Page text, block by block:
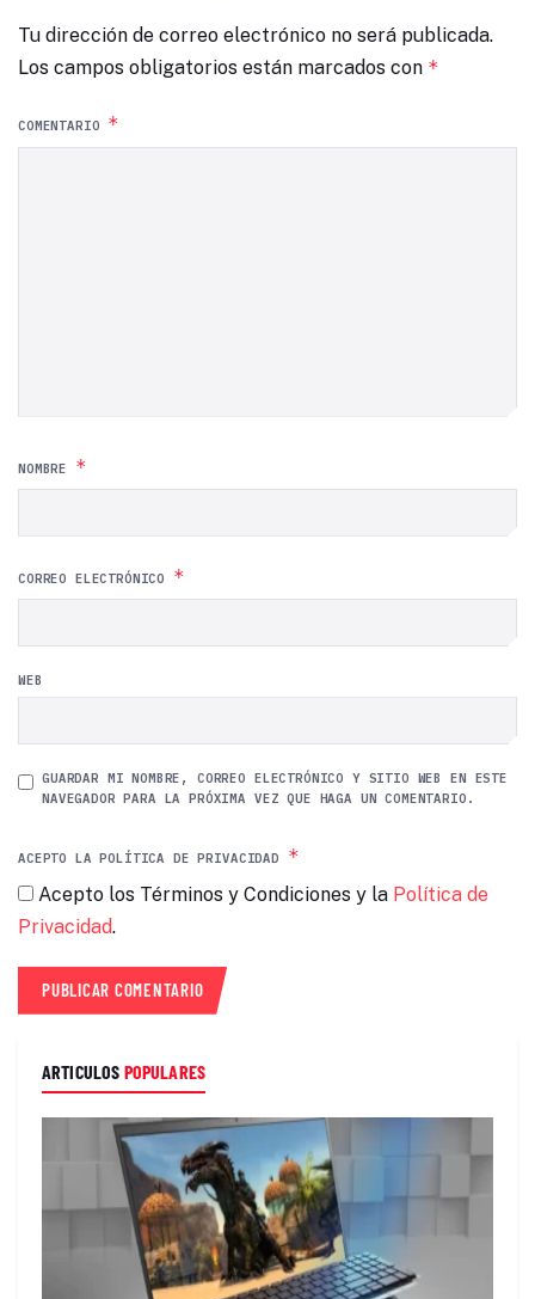
Tu dirección de correo electrónico no será publicada.
Los campos obligatorios están marcados con *
COMENTARIO *
NOMBRE *
CORREO ELECTRÓNICO *
WEB
GUARDAR MI NOMBRE, CORREO ELECTRÓNICO Y SITIO WEB EN ESTE
NAVEGADOR PARA LA PRÓXIMA VEZ QUE HAGA UN COMENTARIO.
ACEPTO LA POLÍTICA DE PRIVACIDAD *
Acepto los Términos y Condiciones y la Política de
Privacidad.
ARTICULOS POPULARES